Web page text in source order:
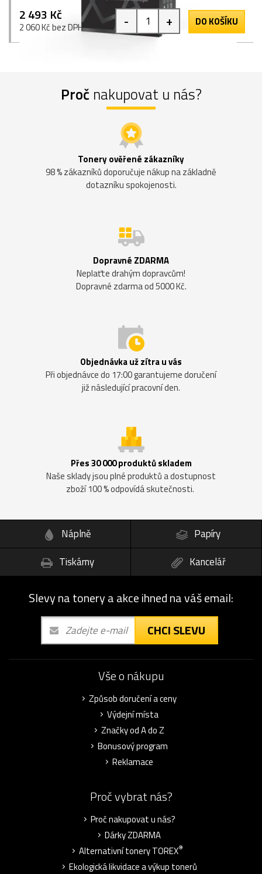
2 493 Kč
2 060 Kč bez DPH - + DO KOŠÍKU
Proč nakupovat u nás?
Tonery ověřené zákazníky
98 % zákazníků doporučuje nákup na základně
dotazníku spokojenosti.
Dopravné ZDARMA
Neplaťte drahým dopravcům!
Dopravné zdarma od 5000 Kč.
Objednávka už zítra u vás
Při objednávce do 17:00 garantujeme doručení
již následující pracovní den.
Přes 30 000 produktů skladem
Naše sklady jsou plné produktů a dostupnost
zboží 100 % odpovídá skutečnosti.
Náplně
Papíry
Tiskárny
Kancelář
Slevy na tonery a akce ihned na váš email:
CHCI SLEVU
Vše o nákupu
Způsob doručení a ceny
Výdejní místa
Značky od A do Z
Bonusový program
Reklamace
Proč vybrat nás?
Proč nakupovat u nás?
Dárky ZDARMA
Alternativní tonery TOREX®
Ekologická likvidace a výkup tonerů